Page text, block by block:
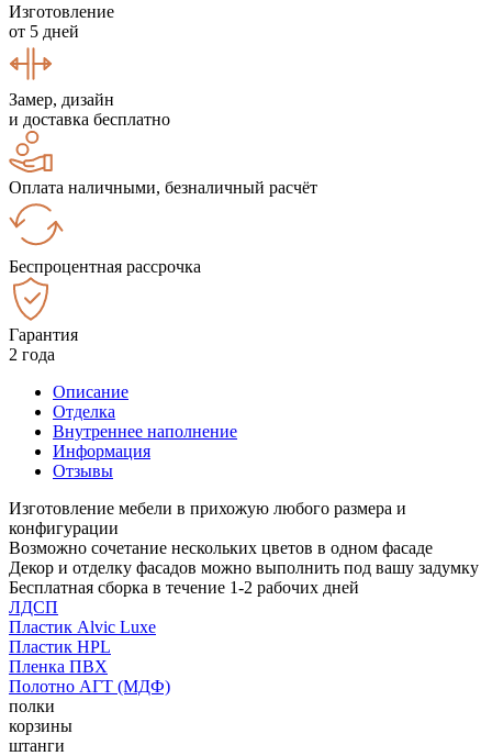
Изготовление
от 5 дней
Замер, дизайн
и доставка бесплатно
Оплата наличными, безналичный расчёт
Беспроцентная рассрочка
Гарантия
2 года
Описание
Отделка
Внутреннее наполнение
Информация
Отзывы
Изготовление мебели в прихожую любого размера и
конфигурации
Возможно сочетание нескольких цветов в одном фасаде
Декор и отделку фасадов можно выполнить под вашу задумку
Бесплатная сборка в течение 1-2 рабочих дней
ЛДСП
Пластик Alvic Luxe
Пластик HPL
Пленка ПВХ
Полотно АГТ (МДФ)
полки
корзины
штанги